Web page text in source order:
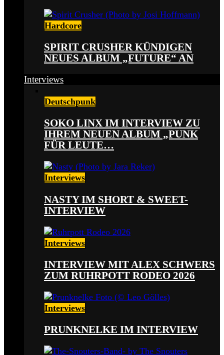
Hardcore
SPIRIT CRUSHER KÜNDIGEN
NEUES ALBUM „FUTURE“ AN
Interviews
Deutschpunk
SOKO LINX IM INTERVIEW ZU
IHREM NEUEN ALBUM „PUNK
FÜR LEUTE…
Interviews
NASTY IM SHORT & SWEET-
INTERVIEW
Interviews
INTERVIEW MIT ALEX SCHWERS
ZUM RUHRPOTT RODEO 2026
Interviews
PRUNKNELKE IM INTERVIEW